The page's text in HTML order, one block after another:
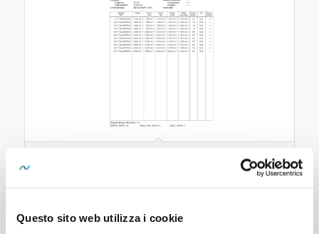
Questo sito web utilizza i cookie
calibrators